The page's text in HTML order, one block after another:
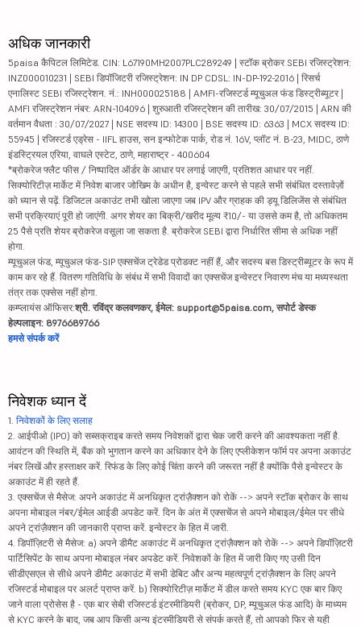
अधिक जानकारी
5paisa कैपिटल लिमिटेड. CIN: L67190MH2007PLC289249 | स्टॉक ब्रोकर SEBI रजिस्ट्रेशन:
INZ000010231 | SEBI डिपॉजिटरी रजिस्ट्रेशन: IN DP CDSL: IN-DP-192-2016 | रिसर्च
एनालिस्ट SEBI रजिस्ट्रेशन. नं.: INH000025188 | AMFI-रजिस्टर्ड म्यूचुअल फंड डिस्ट्रीब्यूटर |
AMFI रजिस्ट्रेशन नंबर: ARN-104096 | शुरुआती रजिस्ट्रेशन की तारीख: 30/07/2015 | ARN की
वर्तमान वैधता : 30/07/2027 | NSE सदस्य ID: 14300 | BSE सदस्य ID: 6363 | MCX सदस्य ID:
55945 | रजिस्टर्ड एड्रेस - IIFL हाउस, सन इन्फोटेक पार्क, रोड नं. 16V, प्लॉट नं. B-23, MIDC, ठाणे
इंडस्ट्रियल एरिया, वाघले एस्टेट, ठाणे, महाराष्ट्र - 400604
*ब्रोकरेज फ्लैट फीस / निष्पादित ऑर्डर के आधार पर लगाई जाएगी, प्रतिशत आधार पर नहीं.
सिक्योरिटीज़ मार्केट में निवेश बाजार जोखिम के अधीन है, इन्वेस्ट करने से पहले सभी संबंधित दस्तावेज़ों
को ध्यान से पढ़ें. डिजिटल अकाउंट तभी खोला जाएगा जब IPV और ग्राहक की ड्यू डिलिजेंस से संबंधित
सभी प्रक्रियाएं पूरी हो जाएंगी. अगर शेयर का बिक्री/खरीद मूल्य ₹10/- या उससे कम है, तो अधिकतम
25 पैसे प्रति शेयर ब्रोकरेज वसूला जा सकता है. ब्रोकरेज SEBI द्वारा निर्धारित सीमा से अधिक नहीं
होगा.
म्यूचुअल फंड, म्यूचुअल फंड-SIP एक्सचेंज ट्रेडेड प्रोडक्ट नहीं हैं, और सदस्य बस डिस्ट्रीब्यूटर के रूप में
काम कर रहे हैं. वितरण गतिविधि के संबंध में सभी विवादों का एक्सचेंज इन्वेस्टर निवारण मंच या मध्यस्थता
तंत्र तक एक्सेस नहीं होगा.
कम्प्लायंस ऑफिसर:श्री. रविंद्र कलवणकर, ईमेल: support@5paisa.com, सपोर्ट डेस्क
हेल्पलाइन: 8976689766
हमसे संपर्क करें
निवेशक ध्यान दें
1. निवेशकों के लिए सलाह
2. आईपीओ (IPO) को सब्सक्राइब करते समय निवेशकों द्वारा चेक जारी करने की आवश्यकता नहीं है.
आवंटन की स्थिति में, बैंक को भुगतान करने का अधिकार देने के लिए एप्लीकेशन फॉर्म पर अपना अकाउंट
नंबर लिखें और हस्ताक्षर करें. रिफंड के लिए कोई चिंता करने की जरूरत नहीं है क्योंकि पैसे इन्वेस्टर के
अकाउंट में ही रहते हैं.
3. एक्सचेंज से मैसेज: अपने अकाउंट में अनधिकृत ट्रांज़ैक्शन को रोकें --> अपने स्टॉक ब्रोकर के साथ
अपना मोबाइल नंबर/ईमेल आईडी अपडेट करें. दिन के अंत में एक्सचेंज से अपने मोबाइल/ईमेल पर सीधे
अपने ट्रांज़ैक्शन की जानकारी प्राप्त करें. इन्वेस्टर के हित में जारी.
4. डिपॉज़िटरी से मैसेज: a) अपने डीमैट अकाउंट में अनधिकृत ट्रांज़ैक्शन को रोकें --> अपने डिपॉज़िटरी
पार्टिसिपेंट के साथ अपना मोबाइल नंबर अपडेट करें. निवेशकों के हित में जारी किए गए उसी दिन
सीडीएसएल से सीधे अपने डीमैट अकाउंट में सभी डेबिट और अन्य महत्वपूर्ण ट्रांज़ैक्शन के लिए अपने
रजिस्टर्ड मोबाइल पर अलर्ट प्राप्त करें. b) सिक्योरिटीज़ मार्केट में डील करते समय KYC एक बार किए
जाने वाला प्रोसेस है - एक बार सेबी रजिस्टर्ड इंटरमीडियरी (ब्रोकर, DP, म्यूचुअल फंड आदि) के माध्यम
से KYC करने के बाद, जब आप किसी अन्य इंटरमीडियरी से संपर्क करते हैं, तो आपको फिर से यही